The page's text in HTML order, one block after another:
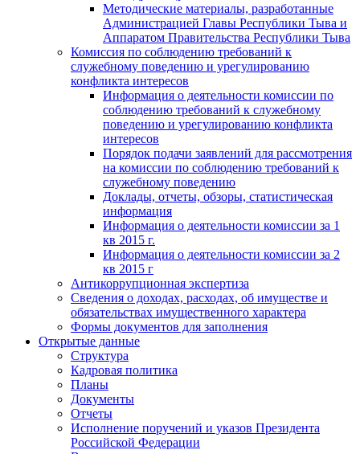
Методические материалы, разработанные
Администрацией Главы Республики Тыва и
Аппаратом Правительства Республики Тыва
Комиссия по соблюдению требований к
служебному поведению и урегулированию
конфликта интересов
Информация о деятельности комиссии по
соблюдению требований к служебному
поведению и урегулированию конфликта
интересов
Порядок подачи заявлений для рассмотрения
на комиссии по соблюдению требований к
служебному поведению
Доклады, отчеты, обзоры, статистическая
информация
Информация о деятельности комиссии за 1
кв 2015 г.
Информация о деятельности комиссии за 2
кв 2015 г
Антикоррупционная экспертиза
Сведения о доходах, расходах, об имуществе и
обязательствах имущественного характера
Формы документов для заполнения
Открытые данные
Структура
Кадровая политика
Планы
Документы
Отчеты
Исполнение поручений и указов Президента
Российской Федерации